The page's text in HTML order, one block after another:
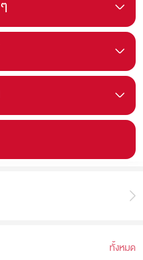
ทั้งหมด